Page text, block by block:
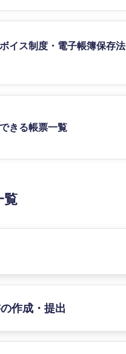
イス制度・電子帳簿保存法
きる帳票一覧
覧
作成・提出